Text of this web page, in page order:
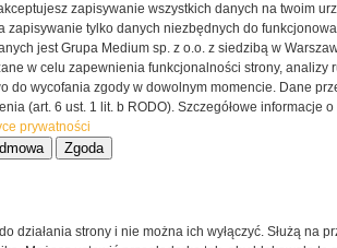
zapisywanie wszystkich danych na twoim
zapisywanie tylko danych niezbędnych do
jest Grupa Medium sp. z o.o. z siedzibą w
w celu zapewnienia funkcjonalności strony, analizy
do wycofania zgody w dowolnym momencie. Dane
(art. 6 ust. 1 lit. b RODO). Szczegółowe informacje
prywatności
Zgoda
działania strony i nie można ich wyłączyć. Służą na